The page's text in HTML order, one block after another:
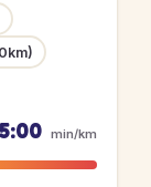
5:00 min/km